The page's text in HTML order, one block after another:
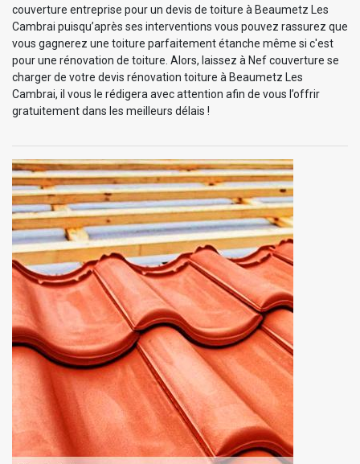
couverture entreprise pour un devis de toiture à Beaumetz Les
Cambrai puisqu’après ses interventions vous pouvez rassurez que
vous gagnerez une toiture parfaitement étanche même si c'est
pour une rénovation de toiture. Alors, laissez à Nef couverture se
charger de votre devis rénovation toiture à Beaumetz Les
Cambrai, il vous le rédigera avec attention afin de vous l’offrir
gratuitement dans les meilleurs délais !